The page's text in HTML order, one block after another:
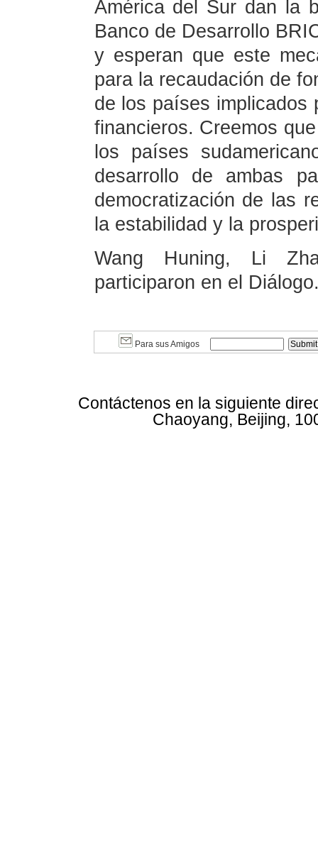
América del Sur dan la
Banco de Desarrollo
y esperan que este
para la recaudación de
de los países implicados
financieros. Creemos
los países
desarrollo de ambas
democratización de las
la estabilidad y la
Wang Huning, Li
participaron en el
Para sus Amigos
Contáctenos en la siguiente
Chaoyang, Beijing,